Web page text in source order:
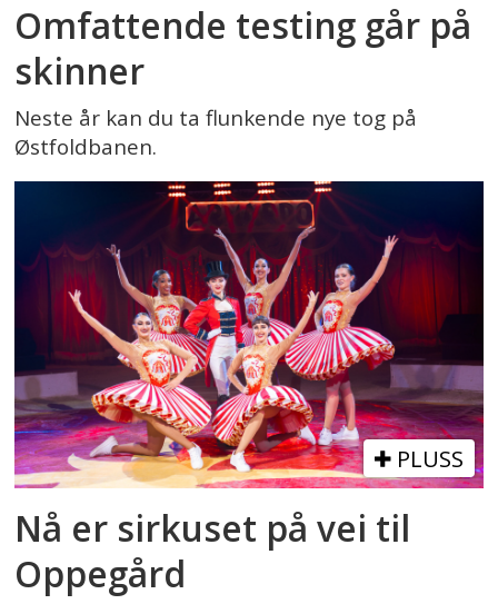
Omfattende testing går på
skinner
Neste år kan du ta flunkende nye tog på
Østfoldbanen.
PLUSS
Nå er sirkuset på vei til
Oppegård